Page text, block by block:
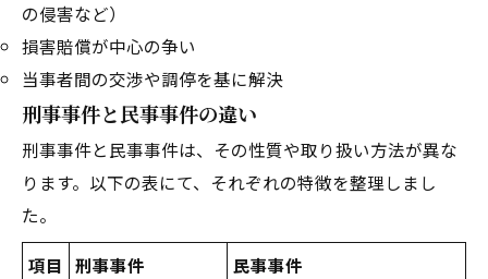
の侵害など）
損害賠償が中心の争い
当事者間の交渉や調停を基に解決
刑事事件と民事事件の違い
刑事事件と民事事件は、その性質や取り扱い方法が異な
ります。以下の表にて、それぞれの特徴を整理しまし
た。
項目 刑事事件 民事事件